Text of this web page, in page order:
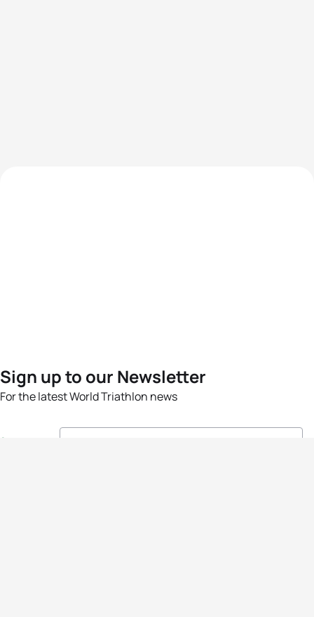
Sign up to our Newsletter
For the latest World Triathlon news
Success msg